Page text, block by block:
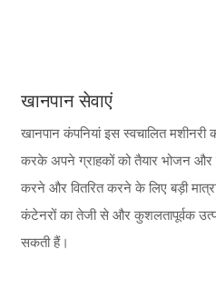
खानपान सेवाएं
खानपान कंपनियां इस स्वचालित मशीनरी
करके अपने ग्राहकों को तैयार भोजन
करने और वितरित करने के लिए बड़ी
कंटेनरों का तेजी से और कुशलतापूर्वक
सकती हैं।